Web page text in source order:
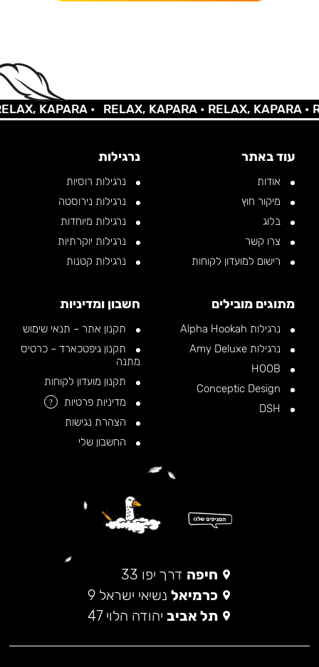
KAPARA • RELAX, KAPARA •RELAX, KAPARA •
עוד באתר
אודות
מיקור חוץ
בלוג
צרו קשר
רישום למועדון לקוחות
נרגילות
נרגילות רוסיות
נרגילות נירוסטה
נרגילות מיוחדות
נרגילות יוקרתיות
נרגילות קטנות
מתוגים מובילים
נרגילות Alpha Hookah
נרגילות Amy Deluxe
חשבון ומדיניות
תקנון אתר – תנאי שימוש
תקנון גיפטכארד – כרטיס
מתנה
תקנון מועדון לקוחות
מדיניות פרטיות
?
הצהרת נגישות
החשבון שלי
חיפה דרך יפו 33
כרמיאל נשיאי ישראל 9
תל אביב יהודה הלוי 47